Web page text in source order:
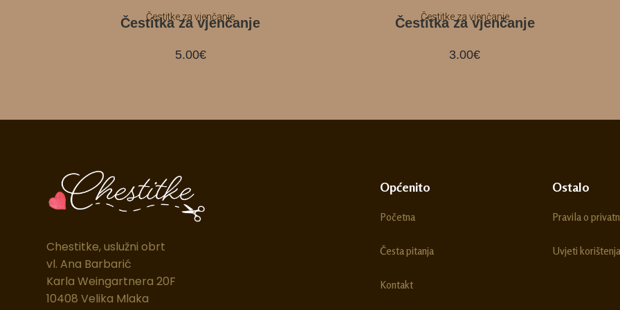
Čestitke za vjenčanje
Čestitka za vjenčanje
5.00€
Čestitke za vjenčanje
Čestitka za vjenčanje
3.00€
Chestitke, uslužni obrt
vl. Ana Barbarić
Karla Weingartnera 20F
10408 Velika Mlaka
Općenito
Početna
Česta pitanja
Kontakt
Ostalo
Pravila o
Uvjeti korištenja